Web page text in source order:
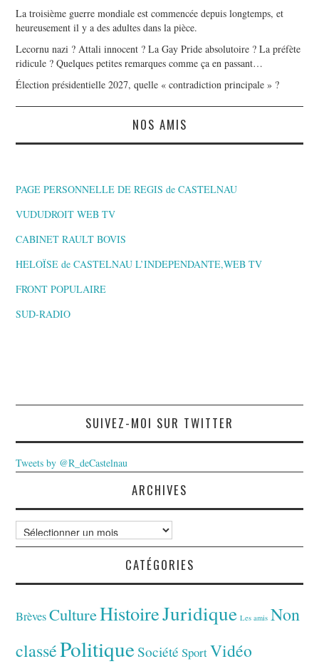
La troisième guerre mondiale est commencée depuis longtemps, et
heureusement il y a des adultes dans la pièce.
Lecornu nazi ? Attali innocent ? La Gay Pride absolutoire ? La préfète
ridicule ? Quelques petites remarques comme ça en passant…
Élection présidentielle 2027, quelle « contradiction principale » ?
NOS AMIS
PAGE PERSONNELLE DE REGIS de CASTELNAU
VUDUDROIT WEB TV
CABINET RAULT BOVIS
HELOÏSE de CASTELNAU L’INDEPENDANTE,WEB TV
FRONT POPULAIRE
SUD-RADIO
SUIVEZ-MOI SUR TWITTER
Tweets by @R_deCastelnau
ARCHIVES
Archives
CATÉGORIES
Brèves CultureHistoireJuridique Les amis Non
classéPolitiqueSociété SportVidéo